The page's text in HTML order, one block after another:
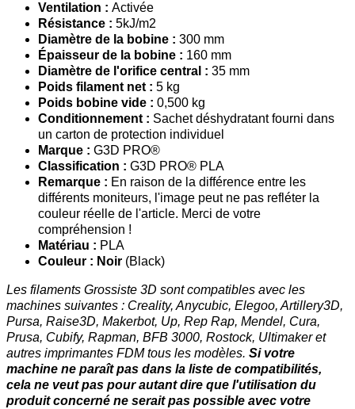
Ventilation : Activée
Résistance : 5kJ/m2
Diamètre de la bobine : 300 mm
Épaisseur de la bobine : 160 mm
Diamètre de l'orifice central : 35 mm
Poids filament net : 5 kg
Poids bobine vide : 0,500 kg
Conditionnement : Sachet déshydratant fourni dans
un carton de protection individuel
Marque : G3D PRO®
Classification : G3D PRO® PLA
Remarque : En raison de la différence entre les
différents moniteurs, l'image peut ne pas refléter la
couleur réelle de l'article. Merci de votre
compréhension !
Matériau : PLA
Couleur : Noir (Black)
Les filaments Grossiste 3D sont compatibles avec les
machines suivantes : Creality, Anycubic, Elegoo, Artillery3D,
Pursa, Raise3D, Makerbot, Up, Rep Rap, Mendel, Cura,
Prusa, Cubify, Rapman, BFB 3000, Rostock, Ultimaker et
autres imprimantes FDM tous les modèles. Si votre
machine ne paraît pas dans la liste de compatibilités,
cela ne veut pas pour autant dire que l'utilisation du
produit concerné ne serait pas possible avec votre